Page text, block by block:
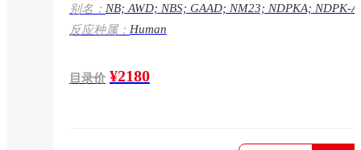
别名： NB; AWD; NBS; GAAD; NM23; NDPKA; NDPK-
NM23-H1; NME1
反应种属： Human
目录价 ¥2180